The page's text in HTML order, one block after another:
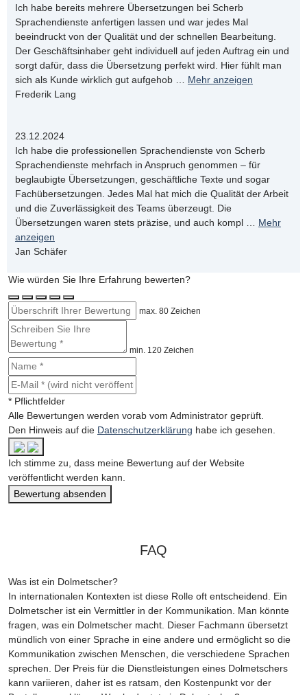
Ich habe bereits mehrere Übersetzungen bei Scherb
Sprachendienste anfertigen lassen und war jedes Mal
beeindruckt von der Qualität und der schnellen Bearbeitung.
Der Geschäftsinhaber geht individuell auf jeden Auftrag ein und
sorgt dafür, dass die Übersetzung perfekt wird. Hier fühlt man
sich als Kunde wirklich gut aufgehob … Mehr anzeigen
Frederik Lang
23.12.2024
Ich habe die professionellen Sprachendienste von Scherb
Sprachendienste mehrfach in Anspruch genommen – für
beglaubigte Übersetzungen, geschäftliche Texte und sogar
Fachübersetzungen. Jedes Mal hat mich die Qualität der Arbeit
und die Zuverlässigkeit des Teams überzeugt. Die
Übersetzungen waren stets präzise, und auch kompl … Mehr
anzeigen
Jan Schäfer
Wie würden Sie Ihre Erfahrung bewerten?
max. 80 Zeichen
min. 120 Zeichen
* Pflichtfelder
Alle Bewertungen werden vorab vom Administrator geprüft.
Den Hinweis auf die Datenschutzerklärung habe ich gesehen.
Ich stimme zu, dass meine Bewertung auf der Website
veröffentlicht werden kann.
Bewertung absenden
FAQ
Was ist ein Dolmetscher?
In internationalen Kontexten ist diese Rolle oft entscheidend. Ein
Dolmetscher ist ein Vermittler in der Kommunikation. Man könnte
fragen, was ein Dolmetscher macht. Dieser Fachmann übersetzt
mündlich von einer Sprache in eine andere und ermöglicht so die
Kommunikation zwischen Menschen, die verschiedene Sprachen
sprechen. Der Preis für die Dienstleistungen eines Dolmetschers
kann variieren, daher ist es ratsam, den Kostenpunkt vor der